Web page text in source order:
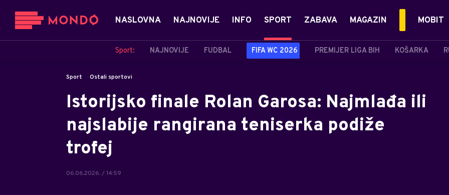
NASLOVNA NAJNOVIJE INFO SPORT
Sport: NAJNOVIJE FUDBAL FIFA WC 2026 PREMIJER LIGA BIH KOŠARKA
ZABAVA MAGAZIN MOBIT
Sport Ostali sportovi
Istorijsko finale Rolan Garosa: Najmlađa ili
najslabije rangirana teniserka podiže
trofej
06.06.2026. / 14:59